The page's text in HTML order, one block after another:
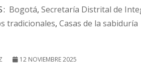
Bogotá, Secretaría Distrital de
tradicionales, Casas de la sabiduría
12 NOVIEMBRE 2025